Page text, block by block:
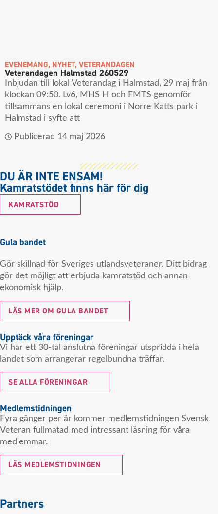
EVENEMANG, NYHET, VETERANDAGEN
Veterandagen Halmstad 260529
Inbjudan till lokal Veterandag i Halmstad, 29 maj från
klockan 09:50. Lv6, MHS H och FMTS genomför
tillsammans en lokal ceremoni i Norre Katts park i
Halmstad i syfte att
Publicerad 14 maj 2026
DU ÄR INTE ENSAM!
Kamratstödet finns här för dig
KAMRATSTÖD
Gula bandet
Gör skillnad för Sveriges utlandsveteraner. Ditt bidrag
gör det möjligt att erbjuda kamratstöd och annan
ekonomisk hjälp.
LÄS MER OM GULA BANDET
Upptäck våra föreningar
Vi har ett 30-tal anslutna föreningar utspridda i hela
landet som arrangerar regelbundna träffar.
SE ALLA FÖRENINGAR
Medlemstidningen
Fyra gånger per år kommer medlemstidningen Svensk
Veteran fullmatad med intressant läsning för våra
medlemmar.
LÄS MEDLEMSTIDNINGEN
Partners